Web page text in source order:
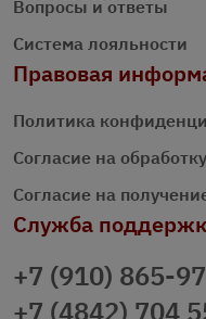
Вопросы и ответы
Система лояльности
Правовая
Политика
Согласие на
Согласие на
Служба
+7 (910) 865-
+7 (4842) 704